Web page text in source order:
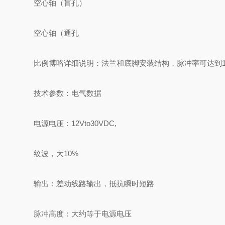
空心轴（盲孔）
空心轴（通孔
比例博咯详细说明：法兰和底脚安装结构，脉冲率可达到
技术参数：电气数据
电源电压：12Vto30VDC,
纹波，大10%
输出：差动线路输出，抵抗瞬时短路
脉冲高度：大约等于电源电压